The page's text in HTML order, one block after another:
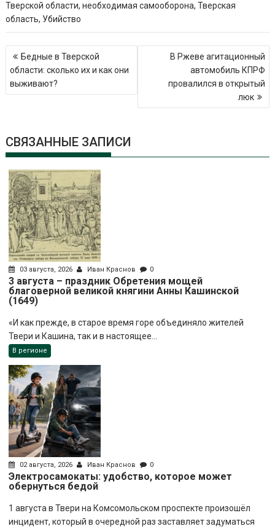
Тверской области,необходимая самооборона,Тверская
область, Убийство
Навигация
по
записям
Бедные в Тверской
области: сколько их и как они
выживают?
В Ржеве агитационный
автомобиль КПРФ
провалился в открытый
люк
СВЯЗАННЫЕ ЗАПИСИ
03 августа, 2026 Иван Краснов 0
3 августа – праздник Обретения мощей
благоверной великой княгини Анны Кашинской
(1649)
«И как прежде, в старое время горе объединяло жителей
Твери и Кашина, так и в настоящее...
В регионе
02 августа, 2026 Иван Краснов 0
Электросамокаты: удобство, которое может
обернуться бедой
1 августа в Твери на Комсомольском проспекте произошёл
инцидент, который в очередной раз заставляет задуматься